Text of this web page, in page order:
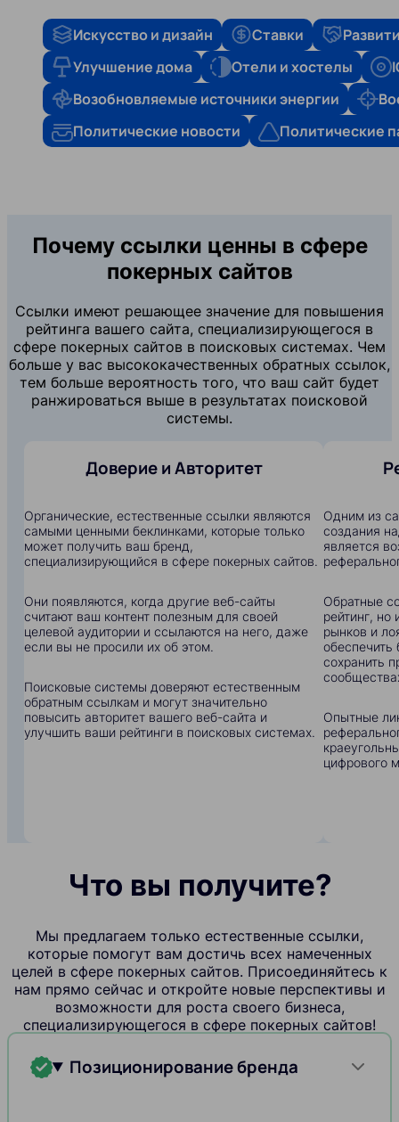
Искусство и дизайн Ставки
Улучшение дома
Отели и хостелы
Возобновляемые источники энергии
Политические новости
Политические
Почему ссылки ценны в сфере
покерных сайтов
Ссылки имеют решающее значение для повышения
рейтинга вашего сайта, специализирующегося в
сфере покерных сайтов в поисковых системах. Чем
больше у вас высококачественных обратных ссылок,
тем больше вероятность того, что ваш сайт будет
ранжироваться выше в результатах поисковой
системы.
Доверие и Авторитет
Органические, естественные ссылки являются
самыми ценными беклинками, которые только
может получить ваш бренд,
специализирующийся в сфере покерных сайтов.
Они появляются, когда другие веб-сайты
считают ваш контент полезным для своей
целевой аудитории и ссылаются на него, даже
если вы не просили их об этом.
Поисковые системы доверяют естественным
обратным ссылкам и могут значительно
повысить авторитет вашего веб-сайта и
улучшить ваши рейтинги в поисковых системах.
Одним из
создания
является
Обратные
рейтинг,
рынков и
сохранить
Опытные
цифрового
Что вы получите?
Мы предлагаем только естественные ссылки,
которые помогут вам достичь всех намеченных
целей в сфере покерных сайтов. Присоединяйтесь к
нам прямо сейчас и откройте новые перспективы и
возможности для роста своего бизнеса,
специализирующегося в сфере покерных сайтов!
Позиционирование бренда